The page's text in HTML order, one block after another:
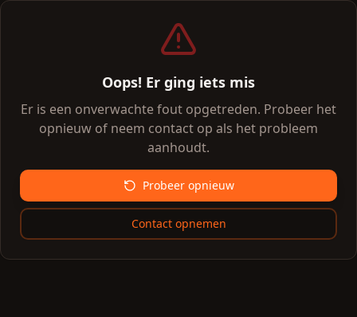
Oops! Er ging iets mis
Er is een onverwachte fout opgetreden. Probeer het
opnieuw of neem contact op als het probleem
aanhoudt.
Probeer opnieuw
Contact opnemen